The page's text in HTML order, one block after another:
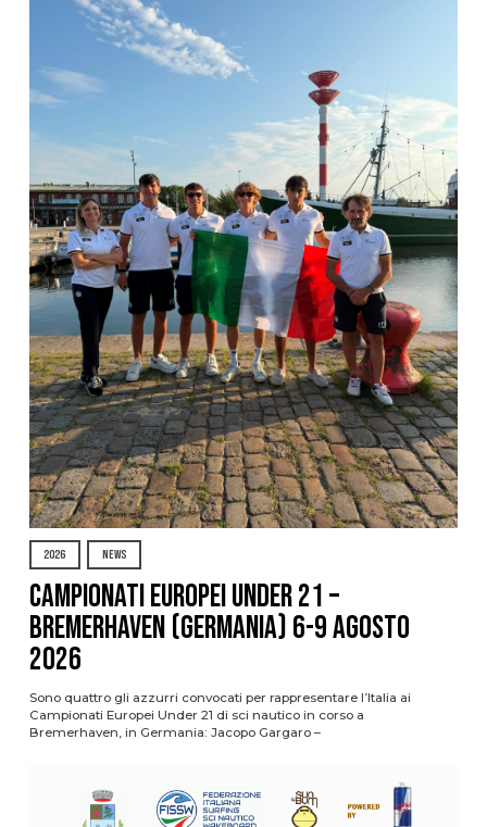
2026 NEWS
Campionati Europei Under 21 –
Bremerhaven (Germania) 6-9 agosto
2026
Sono quattro gli azzurri convocati per rappresentare l’Italia ai
Campionati Europei Under 21 di sci nautico in corso a
Bremerhaven, in Germania: Jacopo Gargaro –